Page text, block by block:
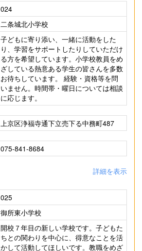
024
二条城北小学校
子どもに寄り添い、一緒に活動をした
り、学習をサポートしたりしていただけ
る方を希望しています。小学校教員をめ
ざしている熱意ある学生の皆さんを多数
お待ちしています。 経験・資格等を問
いません。時間帯・曜日については相談
に応じます。
上京区浄福寺通下立売下る中務町487
075-841-8684
詳細を表示
025
御所東小学校
開校７年目の新しい学校です。子どもた
ちとの関わりを中心に、得意なことを活
かして活動してほしいです。教職をめざ